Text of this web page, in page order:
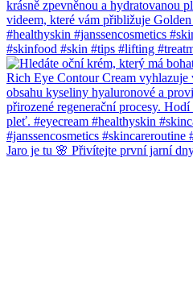
Jaro je tu 🌸 Přivítejte první jarní